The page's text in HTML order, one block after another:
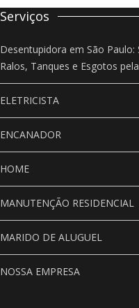
Serviços
Desentupidora em São
Ralos, Tanques e Esgotos
ELETRICISTA
ENCANADOR
HOME
MANUTENÇÃO RESIDENCIAL
MARIDO DE ALUGUEL
NOSSA EMPRESA